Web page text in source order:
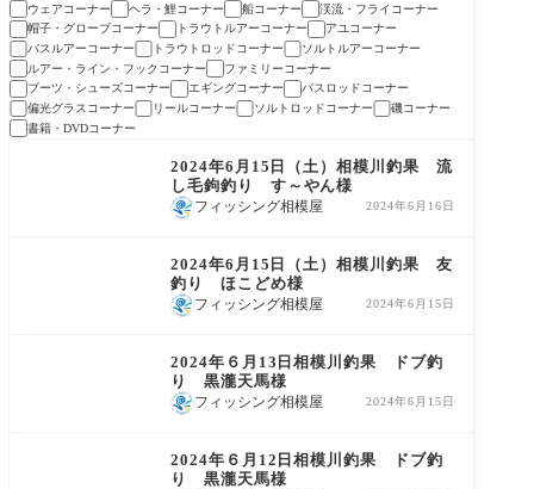
ウェアコーナー
ヘラ・鯉コーナー 船コーナー
渓流・フライコーナー
帽子・グローブコーナー
トラウトルアーコーナー
アユコーナー
バスルアーコーナー
トラウトロッドコーナー
ソルトルアーコーナー
ルアー・ライン・フックコーナー
ファミリーコーナー
ブーツ・シューズコーナー
エギングコーナー
バスロッドコーナー
偏光グラスコーナー
リールコーナー ソルトロッドコーナー
磯コーナー
書籍・DVDコーナー
鮎友釣り釣果情報
2024年6月15日（土）相模川釣果 流
し毛鉤釣り す～やん様
フィッシング相模屋 2024年6月16日
2024年6月15日（土）相模川釣果 友
釣り ほこどめ様
フィッシング相模屋 2024年6月15日
2024年６月13日相模川釣果 ドブ釣
り 黒瀧天馬様
フィッシング相模屋 2024年6月15日
2024年６月12日相模川釣果 ドブ釣
り 黒瀧天馬様